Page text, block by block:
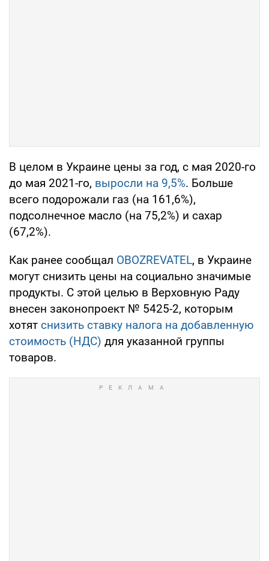
В целом в Украине цены за год, с мая 2020-го
до мая 2021-го, выросли на 9,5%. Больше
всего подорожали газ (на 161,6%),
подсолнечное масло (на 75,2%) и сахар
(67,2%).
Как ранее сообщал OBOZREVATEL, в Украине
могут снизить цены на социально значимые
продукты. С этой целью в Верховную Раду
внесен законопроект № 5425-2, которым
хотят снизить ставку налога на добавленную
стоимость (НДС) для указанной группы
товаров.